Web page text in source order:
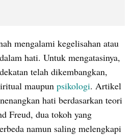
mengalami kegelisahan atau
hati. Untuk mengatasinya,
telah dikembangkan,
maupun psikologi. Artikel
hati berdasarkan teori
Freud, dua tokoh yang
namun saling melengkapi